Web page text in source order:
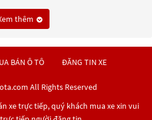
xe hơi đa dạng từ xe hạng nhỏ, sedan,
luôn được đánh giá cao về hiệu
RAV4, Toyota Highlander hay Toyota
thêm
BÁN Ô TÔ ĐĂNG TIN XE
All Rights Reserved
xe trực tiếp, quý khách mua xe xin vui